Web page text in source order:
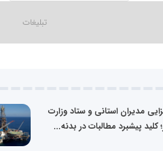
مدیران استانی و ستاد وزارت
کلید پیشبرد مطالبات در بدنه...